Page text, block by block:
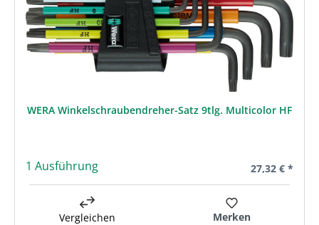
WERA Winkelschraubendreher-Satz 9tlg. Multicolor HF
1 Ausführung Regulärer
27,32 € *
Vergleichen Merken